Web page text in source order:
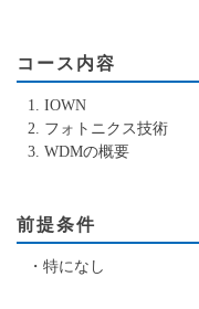
コース内容
1. IOWN
2. フォトニクス技術
3. WDMの概要
前提条件
・特になし